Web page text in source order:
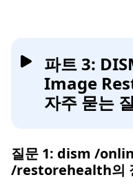
파트 3:
Image
자주 묻는
질문 1: dism /
/restorehealth의